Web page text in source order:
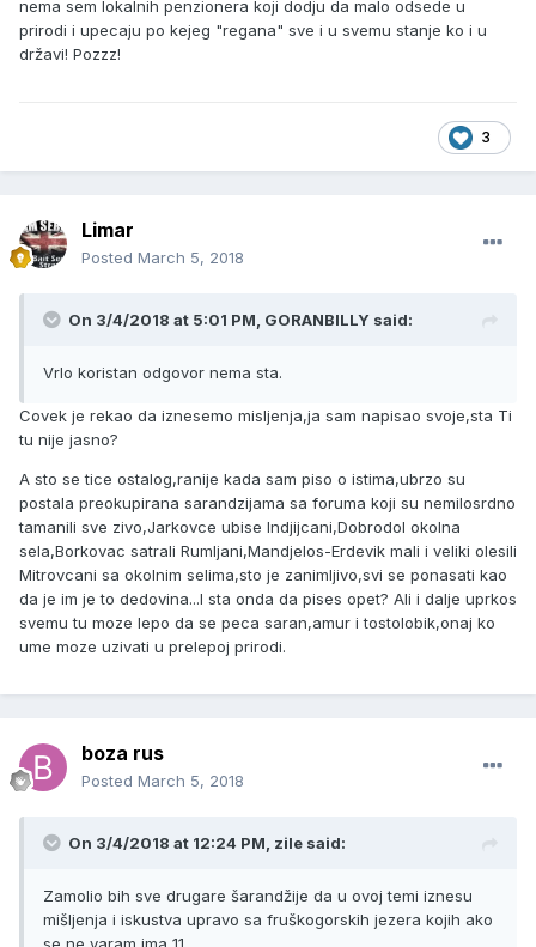
nema sem lokalnih penzionera koji dodju da malo odsede u
prirodi i upecaju po kejeg "regana" sve i u svemu stanje ko i u
državi! Pozzz!
3
Limar
Posted March 5, 2018
On 3/4/2018 at 5:01 PM, GORANBILLY said:
Vrlo koristan odgovor nema sta.
Covek je rekao da iznesemo misljenja,ja sam napisao svoje,sta Ti
tu nije jasno?
A sto se tice ostalog,ranije kada sam piso o istima,ubrzo su
postala preokupirana sarandzijama sa foruma koji su nemilosrdno
tamanili sve zivo,Jarkovce ubise Indjijcani,Dobrodol okolna
sela,Borkovac satrali Rumljani,Mandjelos-Erdevik mali i veliki olesili
Mitrovcani sa okolnim selima,sto je zanimljivo,svi se ponasati kao
da je im je to dedovina...I sta onda da pises opet? Ali i dalje uprkos
svemu tu moze lepo da se peca saran,amur i tostolobik,onaj ko
ume moze uzivati u prelepoj prirodi.
boza rus
Posted March 5, 2018
On 3/4/2018 at 12:24 PM, zile said:
Zamolio bih sve drugare šarandžije da u ovoj temi iznesu
mišljenja i iskustva upravo sa fruškogorskih jezera kojih ako